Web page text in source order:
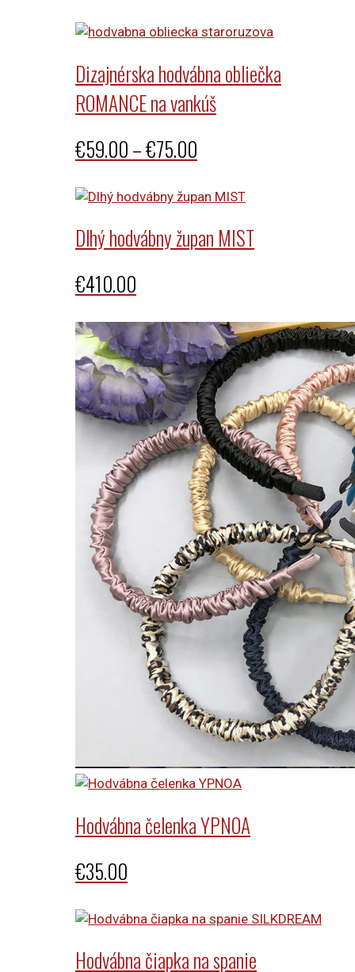
€45.00
through
€75.00
Dizajnérska hodvábna obliečka
ROMANCE na vankúš
€59.00–€75.00
€59.00
through
Dlhý hodvábny župan MIST
€410.00
Hodvábna čelenka YPNOA
€35.00
Hodvábna čiapka na spanie